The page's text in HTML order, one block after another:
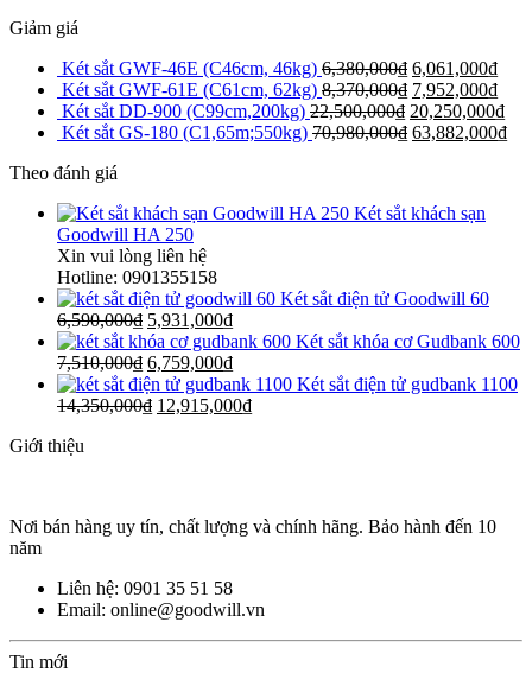
Giảm giá
Két sắt GWF-46E (C46cm, 46kg) 6,380,000₫ 6,061,000₫
Két sắt GWF-61E (C61cm, 62kg) 8,370,000₫ 7,952,000₫
Két sắt DD-900 (C99cm,200kg) 22,500,000₫ 20,250,000₫
Két sắt GS-180 (C1,65m;550kg) 70,980,000₫ 63,882,000₫
Theo đánh giá
Két sắt khách sạn
Goodwill HA 250
Xin vui lòng liên hệ
Hotline: 0901355158
Két sắt điện tử Goodwill 60
6,590,000₫ 5,931,000₫
Két sắt khóa cơ Gudbank 600
7,510,000₫ 6,759,000₫
Két sắt điện tử gudbank 1100
14,350,000₫ 12,915,000₫
Giới thiệu
Nơi bán hàng uy tín, chất lượng và chính hãng. Bảo hành đến 10
năm
Liên hệ: 0901 35 51 58
Email: online@goodwill.vn
Tin mới